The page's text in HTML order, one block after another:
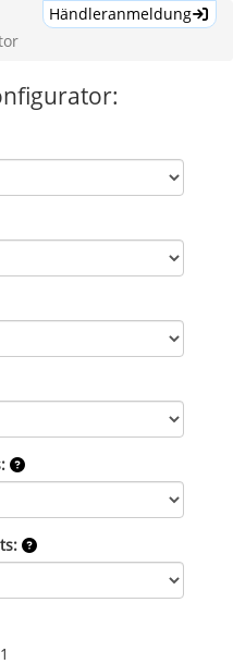
Händleranmeldung